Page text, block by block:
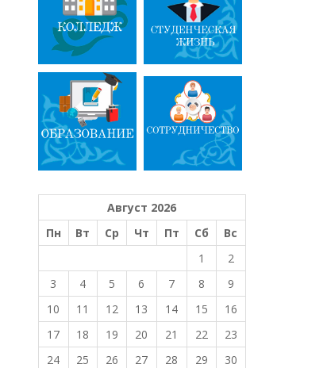
Август 2026
Пн
Вт Ср Чт Пт Сб
Вс
1
2
3
4 5 6 7 8
9
10
11 12 13 14 15
16
17
18 19 20 21 22
23
24
25 26 27 28 29
30